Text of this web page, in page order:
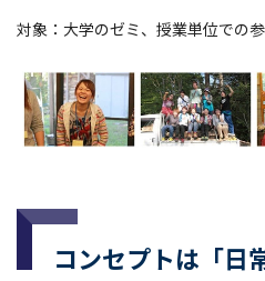
対象：大学のゼミ、授業単位での
コンセプトは「日